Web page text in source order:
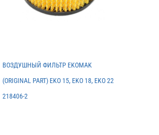
ВОЗДУШНЫЙ ФИЛЬТР EKOMAK
(ORIGINAL PART) EKO 15, EKO 18, EKO 22
218406-2